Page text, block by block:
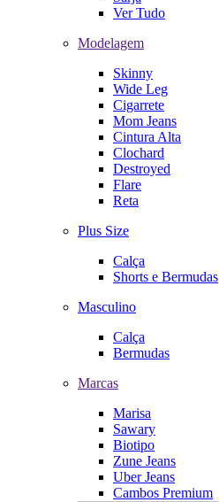
Ver Tudo
Modelagem
Skinny
Wide Leg
Cigarrete
Mom Jeans
Cintura Alta
Clochard
Destroyed
Flare
Reta
Plus Size
Calça
Shorts e Bermudas
Masculino
Calça
Bermudas
Marcas
Marisa
Sawary
Biotipo
Zune Jeans
Uber Jeans
Cambos Premium